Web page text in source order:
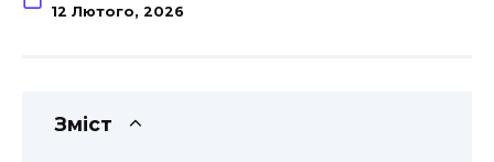
12 Лютого, 2026
Зміст